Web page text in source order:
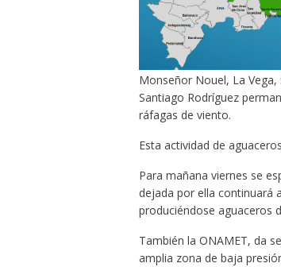
Monseñor Nouel, La Vega,
Santiago Rodríguez
ráfagas de viento.
Esta actividad de
Para mañana viernes se
dejada por ella continuará
produciéndose aguaceros
También la ONAMET, da
amplia zona de baja